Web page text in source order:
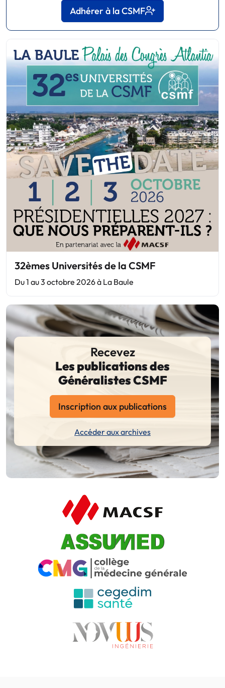
Adhérer à la CSMF
32èmes Universités de la CSMF
Du 1 au 3 octobre 2026 à La Baule
Recevez
Les publications des
Généralistes CSMF
Inscription aux publications
Accéder aux archives